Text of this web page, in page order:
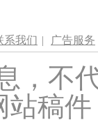
系我们 | 广告服务
，不
站稿